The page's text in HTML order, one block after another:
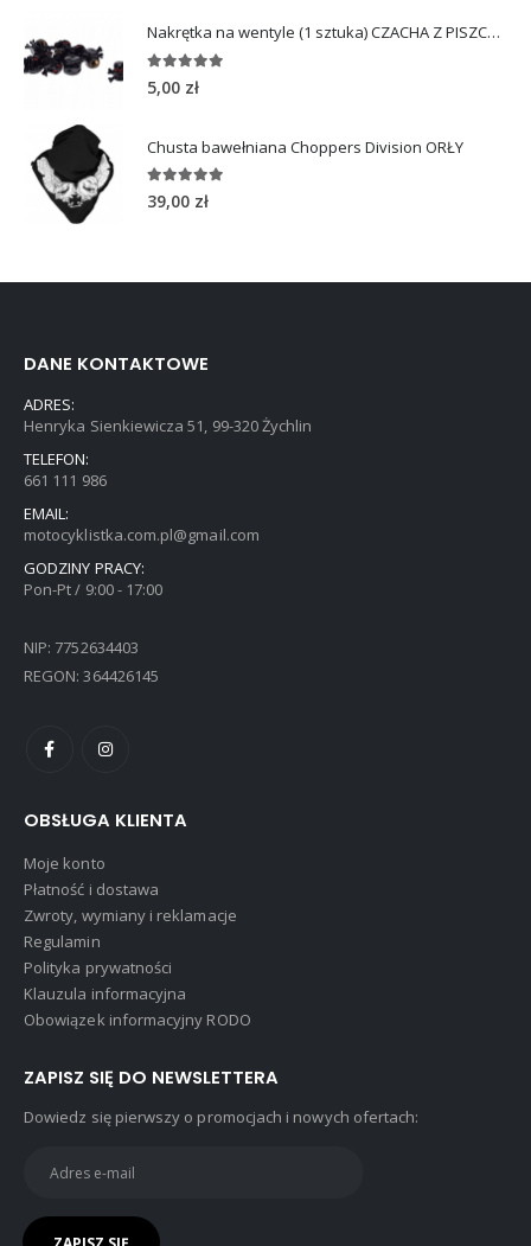
Nakrętka na wentyle (1 sztuka) CZACHA Z PISZCZELAMI
5.00 out of 5
5,00 zł
Chusta bawełniana Choppers Division ORŁY
5.00out of 5
39,00 zł
DANE KONTAKTOWE
ADRES:
Henryka Sienkiewicza 51, 99-320 Żychlin
TELEFON:
661 111 986
EMAIL:
motocyklistka.com.pl@gmail.com
GODZINY PRACY:
Pon-Pt / 9:00 - 17:00
NIP: 7752634403
REGON: 364426145
OBSŁUGA KLIENTA
Moje konto
Płatność i dostawa
Zwroty, wymiany i reklamacje
Regulamin
Polityka prywatności
Klauzula informacyjna
Obowiązek informacyjny RODO
ZAPISZ SIĘ DO NEWSLETTERA
Dowiedz się pierwszy o promocjach i nowych ofertach: